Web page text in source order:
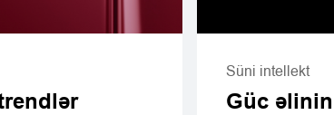
Süni intellekt
Güc